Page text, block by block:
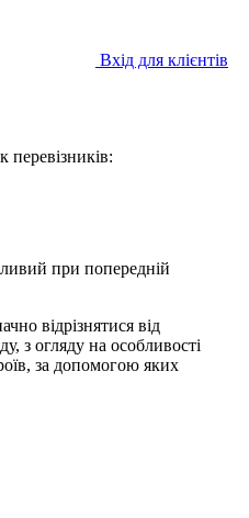
Вхід для клієнтів
перевізників:
при попередній
відрізнятися від
з огляду на особливості
за допомогою яких